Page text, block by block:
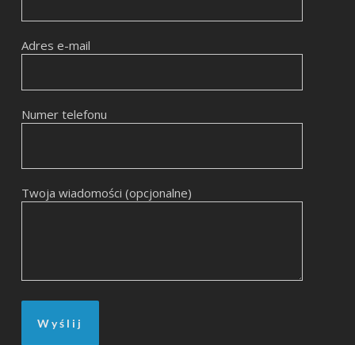
Adres e-mail
Numer telefonu
Twoja wiadomości (opcjonalne)